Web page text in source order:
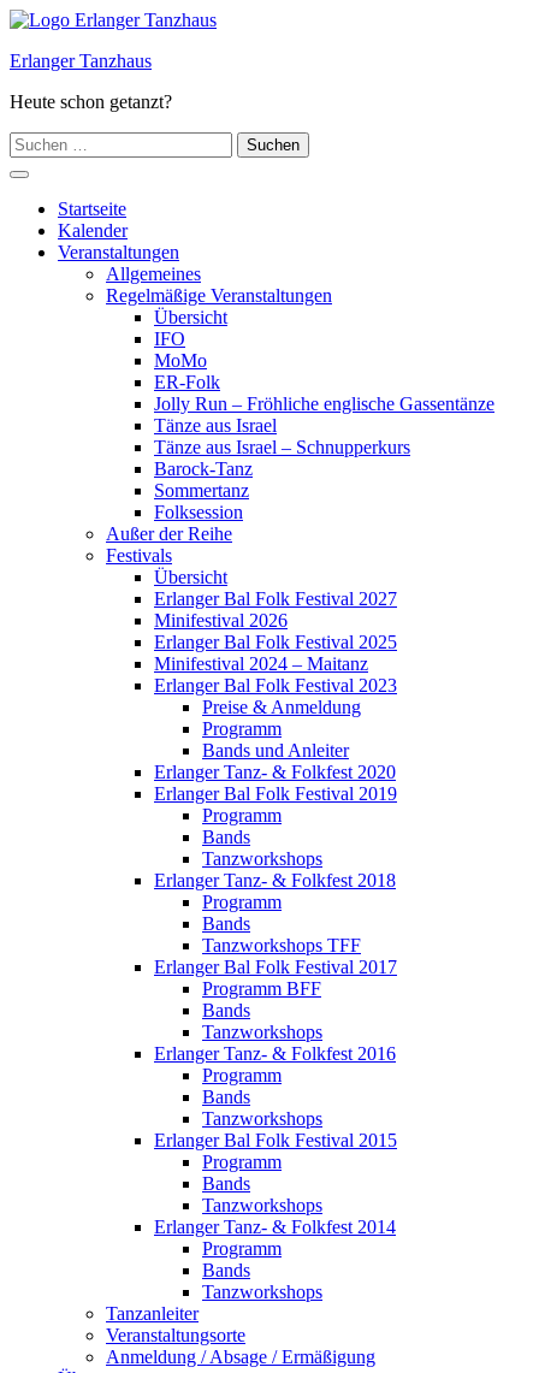
Zum
springen
Erlanger Tanzhaus
Heute schon getanzt?
Suchen
nach:
Hauptmenü
Startseite
Kalender
Veranstaltungen
Allgemeines
Regelmäßige Veranstaltungen
Übersicht
IFO
MoMo
ER-Folk
Jolly Run – Fröhliche englische Gassentänze
Tänze aus Israel
Tänze aus Israel – Schnupperkurs
Barock-Tanz
Sommertanz
Folksession
Außer der Reihe
Festivals
Übersicht
Erlanger Bal Folk Festival 2027
Minifestival 2026
Erlanger Bal Folk Festival 2025
Minifestival 2024 – Maitanz
Erlanger Bal Folk Festival 2023
Preise & Anmeldung
Programm
Bands und Anleiter
Erlanger Tanz- & Folkfest 2020
Erlanger Bal Folk Festival 2019
Programm
Bands
Tanzworkshops
Erlanger Tanz- & Folkfest 2018
Programm
Bands
Tanzworkshops TFF
Erlanger Bal Folk Festival 2017
Programm BFF
Bands
Tanzworkshops
Erlanger Tanz- & Folkfest 2016
Programm
Bands
Tanzworkshops
Erlanger Bal Folk Festival 2015
Programm
Bands
Tanzworkshops
Erlanger Tanz- & Folkfest 2014
Programm
Bands
Tanzworkshops
Tanzanleiter
Veranstaltungsorte
Anmeldung / Absage / Ermäßigung